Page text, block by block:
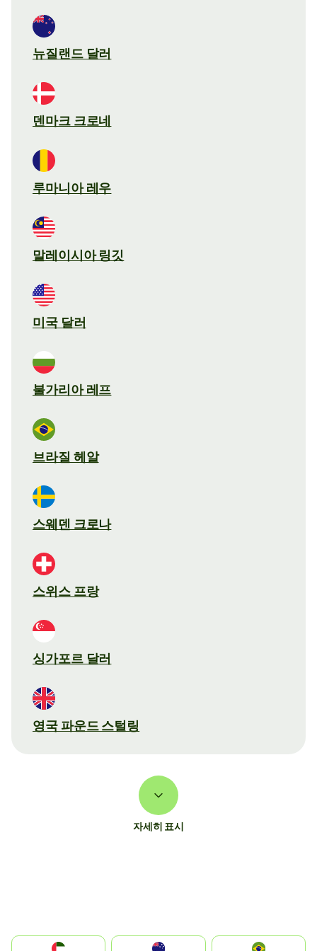
뉴질랜드 달러
덴마크 크로네
루마니아 레우
말레이시아 링깃
미국 달러
불가리아 레프
브라질 헤알
스웨덴 크로나
스위스 프랑
싱가포르 달러
영국 파운드 스털링
자세히 표시